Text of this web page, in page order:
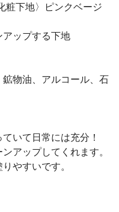
粧下地〉ピンクベージ
ップする下地
物油、アルコール、石
いて日常には充分！
アップしてくれます。
やすいです。